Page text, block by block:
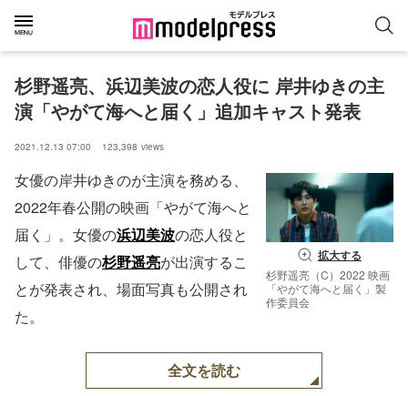
杉野遥亮、浜辺美波の恋人役に 岸井ゆきの主
演「やがて海へと届く」追加キャスト発表
2021.12.13 07:00 123,398 views
拡大する
杉野遥亮（C）2022 映画
「やがて海へと届く」製
作委員会
女優の岸井ゆきのが主演を務める、
2022年春公開の映画「やがて海へと
届く」。女優の浜辺美波の恋人役と
して、俳優の杉野遥亮が出演するこ
とが発表され、場面写真も公開され
た。
全文を読む